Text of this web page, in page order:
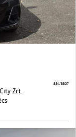
Zrt.
854/3307